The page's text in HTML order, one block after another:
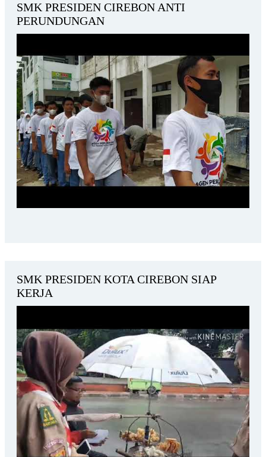
SMK PRESIDEN CIREBON ANTI
PERUNDUNGAN
SMK PRESIDEN KOTA CIREBON SIAP
KERJA